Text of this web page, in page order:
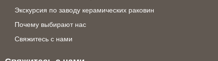
Экскурсия по заводу керамических раковин
Почему выбирают нас
Свяжитесь с нами